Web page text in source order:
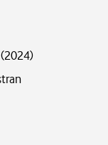
(2024)